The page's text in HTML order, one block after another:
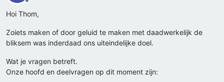
Offline
Hoi Thom,
Zoiets maken of door geluid te maken met daadwerkelijk de
bliksem was inderdaad ons uiteindelijke doel.
Wat je vragen betreft.
Onze hoofd en deelvragen op dit moment zijn: